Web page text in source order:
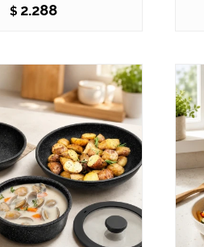
$ 2.288